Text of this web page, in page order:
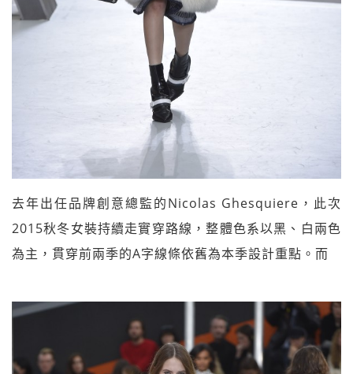
去年出任品牌創意總監的Nicolas Ghesquiere，此次
2015秋冬女裝持續走實穿路線，整體色系以黑、白兩色
為主，貫穿前兩季的A字線條依舊為本季設計重點。而